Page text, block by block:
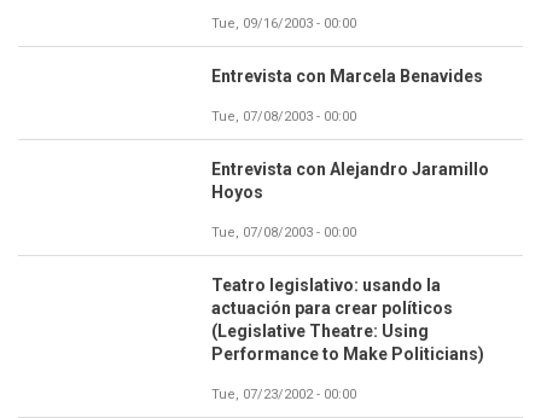
Tue, 09/16/2003 - 00:00
Entrevista con Marcela Benavides
Tue, 07/08/2003 - 00:00
Entrevista con Alejandro Jaramillo
Hoyos
Tue, 07/08/2003 - 00:00
Teatro legislativo: usando la
actuación para crear políticos
(Legislative Theatre: Using
Performance to Make Politicians)
Tue, 07/23/2002 - 00:00